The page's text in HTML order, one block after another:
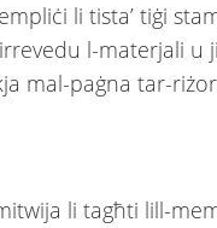
li tista’ tiġi
l-materjali u
mal-paġna tar-
li tagħti lill-